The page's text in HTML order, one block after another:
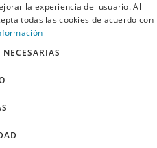
la experiencia del usuario. Al
todas las cookies de acuerdo con